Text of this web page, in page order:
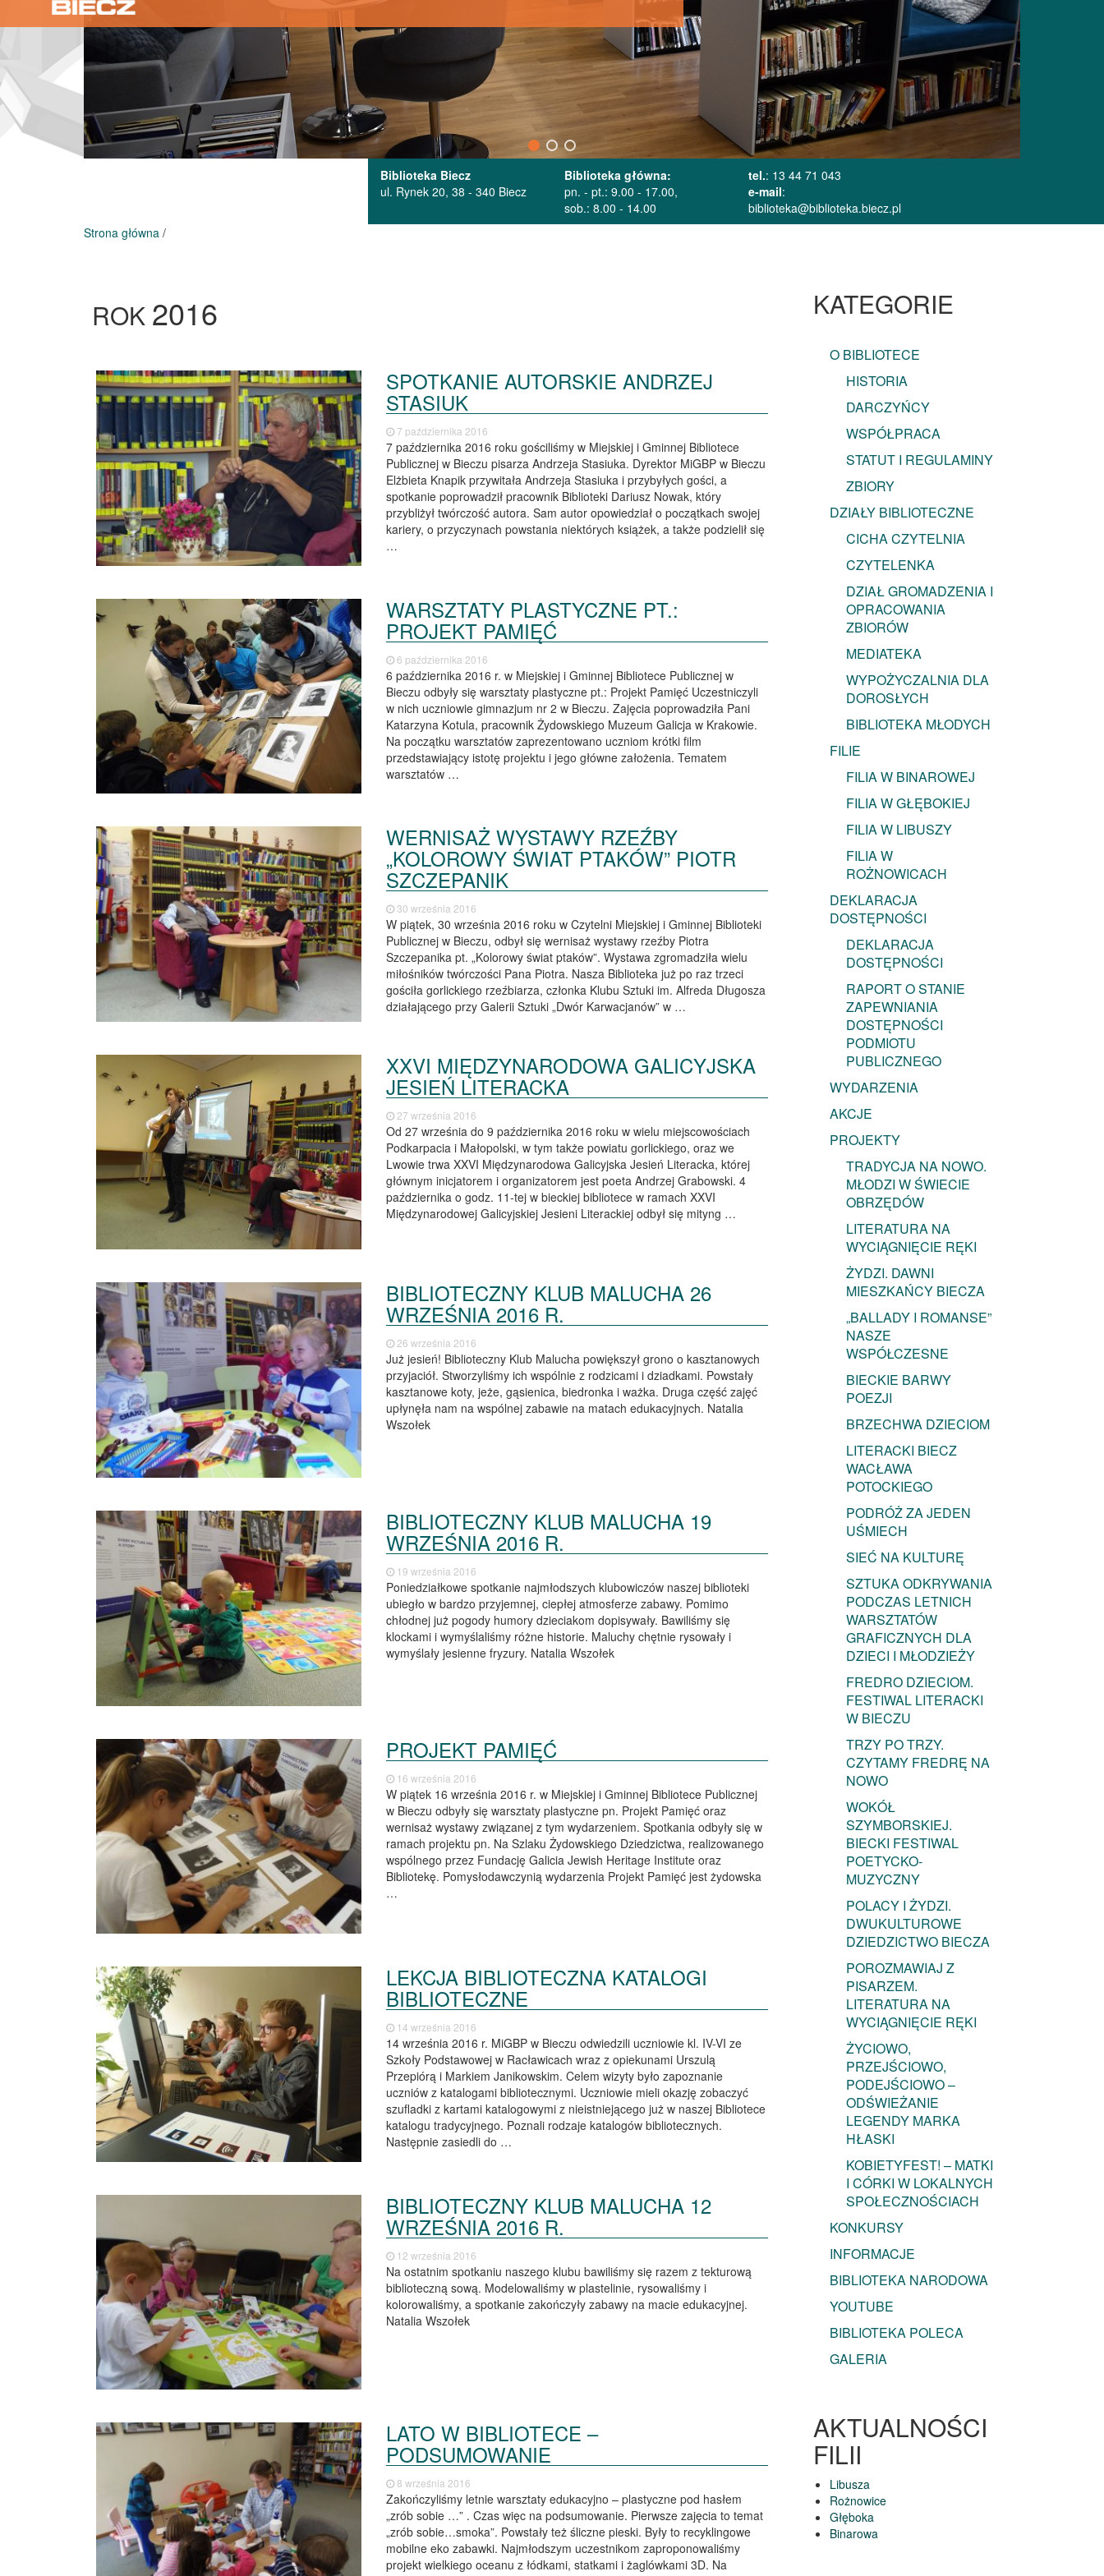
Biblioteka Biecz
ul. Rynek 20, 38 - 340 Biecz
Biblioteka główna:
pn. - pt.: 9.00 - 17.00,
sob.: 8.00 - 14.00
tel.: 13 44 71 043
e-mail:
biblioteka@biblioteka.biecz.pl
Strona główna /
ROK 2016
SPOTKANIE AUTORSKIE ANDRZEJ
STASIUK
7 października 2016
7 października 2016 roku gościliśmy w Miejskiej i Gminnej Bibliotece
Publicznej w Bieczu pisarza Andrzeja Stasiuka. Dyrektor MiGBP w Bieczu
Elżbieta Knapik przywitała Andrzeja Stasiuka i przybyłych gości, a
spotkanie poprowadził pracownik Biblioteki Dariusz Nowak, który
przybliżył twórczość autora. Sam autor opowiedział o początkach swojej
kariery, o przyczynach powstania niektórych książek, a także podzielił się
…
WARSZTATY PLASTYCZNE PT.:
PROJEKT PAMIĘĆ
6 października 2016
6 października 2016 r. w Miejskiej i Gminnej Bibliotece Publicznej w
Bieczu odbyły się warsztaty plastyczne pt.: Projekt Pamięć Uczestniczyli
w nich uczniowie gimnazjum nr 2 w Bieczu. Zajęcia poprowadziła Pani
Katarzyna Kotula, pracownik Żydowskiego Muzeum Galicja w Krakowie.
Na początku warsztatów zaprezentowano uczniom krótki film
przedstawiający istotę projektu i jego główne założenia. Tematem
warsztatów …
WERNISAŻ WYSTAWY RZEŹBY
„KOLOROWY ŚWIAT PTAKÓW” PIOTR
SZCZEPANIK
30 września 2016
W piątek, 30 września 2016 roku w Czytelni Miejskiej i Gminnej Biblioteki
Publicznej w Bieczu, odbył się wernisaż wystawy rzeźby Piotra
Szczepanika pt. „Kolorowy świat ptaków”. Wystawa zgromadziła wielu
miłośników twórczości Pana Piotra. Nasza Biblioteka już po raz trzeci
gościła gorlickiego rzeźbiarza, członka Klubu Sztuki im. Alfreda Długosza
działającego przy Galerii Sztuki „Dwór Karwacjanów” w …
XXVI MIĘDZYNARODOWA GALICYJSKA
JESIEŃ LITERACKA
27 września 2016
Od 27 września do 9 października 2016 roku w wielu miejscowościach
Podkarpacia i Małopolski, w tym także powiatu gorlickiego, oraz we
Lwowie trwa XXVI Międzynarodowa Galicyjska Jesień Literacka, której
głównym inicjatorem i organizatorem jest poeta Andrzej Grabowski. 4
października o godz. 11-tej w bieckiej bibliotece w ramach XXVI
Międzynarodowej Galicyjskiej Jesieni Literackiej odbył się mityng …
BIBLIOTECZNY KLUB MALUCHA 26
WRZEŚNIA 2016 R.
26 września 2016
Już jesień! Biblioteczny Klub Malucha powiększył grono o kasztanowych
przyjaciół. Stworzyliśmy ich wspólnie z rodzicami i dziadkami. Powstały
kasztanowe koty, jeże, gąsienica, biedronka i ważka. Druga część zajęć
upłynęła nam na wspólnej zabawie na matach edukacyjnych. Natalia
Wszołek
BIBLIOTECZNY KLUB MALUCHA 19
WRZEŚNIA 2016 R.
19 września 2016
Poniedziałkowe spotkanie najmłodszych klubowiczów naszej biblioteki
ubiegło w bardzo przyjemnej, ciepłej atmosferze zabawy. Pomimo
chłodnej już pogody humory dzieciakom dopisywały. Bawiliśmy się
klockami i wymyślaliśmy różne historie. Maluchy chętnie rysowały i
wymyślały jesienne fryzury. Natalia Wszołek
PROJEKT PAMIĘĆ
16 września 2016
W piątek 16 września 2016 r. w Miejskiej i Gminnej Bibliotece Publicznej
w Bieczu odbyły się warsztaty plastyczne pn. Projekt Pamięć oraz
wernisaż wystawy związanej z tym wydarzeniem. Spotkania odbyły się w
ramach projektu pn. Na Szlaku Żydowskiego Dziedzictwa, realizowanego
wspólnego przez Fundację Galicia Jewish Heritage Institute oraz
Bibliotekę. Pomysłodawczynią wydarzenia Projekt Pamięć jest żydowska
…
LEKCJA BIBLIOTECZNA KATALOGI
BIBLIOTECZNE
14 września 2016
14 września 2016 r. MiGBP w Bieczu odwiedzili uczniowie kl. IV-VI ze
Szkoły Podstawowej w Racławicach wraz z opiekunami Urszulą
Przepiórą i Markiem Janikowskim. Celem wizyty było zapoznanie
uczniów z katalogami bibliotecznymi. Uczniowie mieli okazję zobaczyć
szufladki z kartami katalogowymi z nieistniejącego już w naszej Bibliotece
katalogu tradycyjnego. Poznali rodzaje katalogów bibliotecznych.
Następnie zasiedli do …
BIBLIOTECZNY KLUB MALUCHA 12
WRZEŚNIA 2016 R.
12 września 2016
Na ostatnim spotkaniu naszego klubu bawiliśmy się razem z tekturową
biblioteczną sową. Modelowaliśmy w plastelinie, rysowaliśmy i
kolorowaliśmy, a spotkanie zakończyły zabawy na macie edukacyjnej.
Natalia Wszołek
LATO W BIBLIOTECE –
PODSUMOWANIE
8 września 2016
Zakończyliśmy letnie warsztaty edukacyjno – plastyczne pod hasłem
„zrób sobie …” . Czas więc na podsumowanie. Pierwsze zajęcia to temat
„zrób sobie…smoka”. Powstały też śliczne pieski. Były to recyklingowe
mobilne eko zabawki. Najmłodszym uczestnikom zaproponowaliśmy
projekt wielkiego oceanu z łódkami, statkami i żaglówkami 3D. Na
KATEGORIE
O BIBLIOTECE
HISTORIA
DARCZYŃCY
WSPÓŁPRACA
STATUT I REGULAMINY
ZBIORY
DZIAŁY BIBLIOTECZNE
CICHA CZYTELNIA
CZYTELENKA
DZIAŁ GROMADZENIA I
OPRACOWANIA
ZBIORÓW
MEDIATEKA
WYPOŻYCZALNIA DLA
DOROSŁYCH
BIBLIOTEKA MŁODYCH
FILIE
FILIA W BINAROWEJ
FILIA W GŁĘBOKIEJ
FILIA W LIBUSZY
FILIA W
ROŻNOWICACH
DEKLARACJA
DOSTĘPNOŚCI
DEKLARACJA
DOSTĘPNOŚCI
RAPORT O STANIE
ZAPEWNIANIA
DOSTĘPNOŚCI
PODMIOTU
PUBLICZNEGO
WYDARZENIA
AKCJE
PROJEKTY
TRADYCJA NA NOWO.
MŁODZI W ŚWIECIE
OBRZĘDÓW
LITERATURA NA
WYCIĄGNIĘCIE RĘKI
ŻYDZI. DAWNI
MIESZKAŃCY BIECZA
„BALLADY I ROMANSE”
NASZE
WSPÓŁCZESNE
BIECKIE BARWY
POEZJI
BRZECHWA DZIECIOM
LITERACKI BIECZ
WACŁAWA
POTOCKIEGO
PODRÓŻ ZA JEDEN
UŚMIECH
SIEĆ NA KULTURĘ
SZTUKA ODKRYWANIA
PODCZAS LETNICH
WARSZTATÓW
GRAFICZNYCH DLA
DZIECI I MŁODZIEŻY
FREDRO DZIECIOM.
FESTIWAL LITERACKI
W BIECZU
TRZY PO TRZY.
CZYTAMY FREDRĘ NA
NOWO
WOKÓŁ
SZYMBORSKIEJ.
BIECKI FESTIWAL
POETYCKO-
MUZYCZNY
POLACY I ŻYDZI.
DWUKULTUROWE
DZIEDZICTWO BIECZA
POROZMAWIAJ Z
PISARZEM.
LITERATURA NA
WYCIĄGNIĘCIE RĘKI
ŻYCIOWO,
PRZEJŚCIOWO,
PODEJŚCIOWO –
ODŚWIEŻANIE
LEGENDY MARKA
HŁASKI
KOBIETYFEST! – MATKI
I CÓRKI W LOKALNYCH
SPOŁECZNOŚCIACH
KONKURSY
INFORMACJE
BIBLIOTEKA NARODOWA
YOUTUBE
BIBLIOTEKA POLECA
GALERIA
AKTUALNOŚCI
FILII
Libusza
Rożnowice
Głęboka
Binarowa